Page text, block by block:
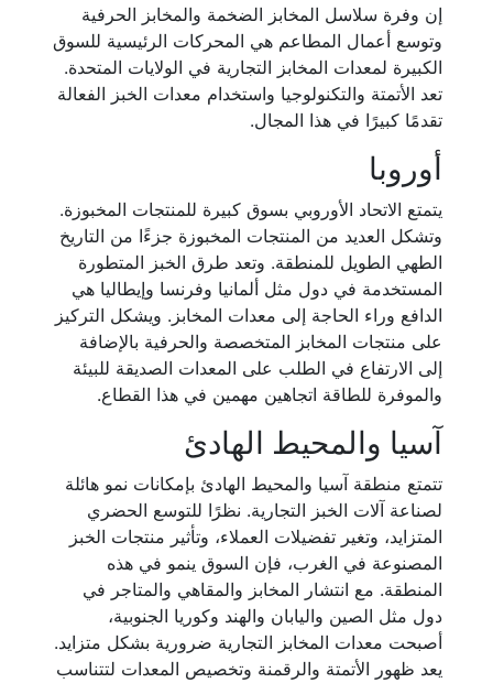
إن وفرة سلاسل المخابز الضخمة والمخابز الحرفية
وتوسع أعمال المطاعم هي المحركات الرئيسية للسوق
الكبيرة لمعدات المخابز التجارية في الولايات المتحدة.
تعد الأتمتة والتكنولوجيا واستخدام معدات الخبز الفعالة
تقدمًا كبيرًا في هذا المجال.
أوروبا
يتمتع الاتحاد الأوروبي بسوق كبيرة للمنتجات المخبوزة.
وتشكل العديد من المنتجات المخبوزة جزءًا من التاريخ
الطهي الطويل للمنطقة. وتعد طرق الخبز المتطورة
المستخدمة في دول مثل ألمانيا وفرنسا وإيطاليا هي
الدافع وراء الحاجة إلى معدات المخابز. ويشكل التركيز
على منتجات المخابز المتخصصة والحرفية بالإضافة
إلى الارتفاع في الطلب على المعدات الصديقة للبيئة
والموفرة للطاقة اتجاهين مهمين في هذا القطاع.
آسيا والمحيط الهادئ
تتمتع منطقة آسيا والمحيط الهادئ بإمكانات نمو هائلة
لصناعة آلات الخبز التجارية. نظرًا للتوسع الحضري
المتزايد، وتغير تفضيلات العملاء، وتأثير منتجات الخبز
المصنوعة في الغرب، فإن السوق ينمو في هذه
المنطقة. مع انتشار المخابز والمقاهي والمتاجر في
دول مثل الصين واليابان والهند وكوريا الجنوبية،
أصبحت معدات المخابز التجارية ضرورية بشكل متزايد.
يعد ظهور الأتمتة والرقمنة وتخصيص المعدات لتتناسب